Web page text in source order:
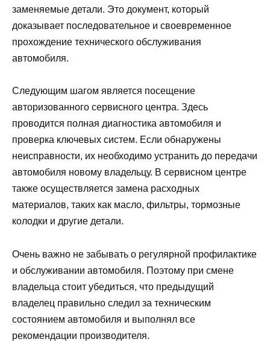
заменяемые детали. Это документ, который
доказывает последовательное и своевременное
прохождение технического обслуживания
автомобиля.
Следующим шагом является посещение
авторизованного сервисного центра. Здесь
проводится полная диагностика автомобиля и
проверка ключевых систем. Если обнаружены
неисправности, их необходимо устранить до передачи
автомобиля новому владельцу. В сервисном центре
также осуществляется замена расходных
материалов, таких как масло, фильтры, тормозные
колодки и другие детали.
Очень важно не забывать о регулярной профилактике
и обслуживании автомобиля. Поэтому при смене
владельца стоит убедиться, что предыдущий
владелец правильно следил за техническим
состоянием автомобиля и выполнял все
рекомендации производителя.